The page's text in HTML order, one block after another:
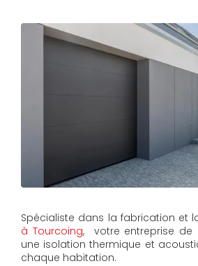
Spécialiste dans la fabrication et
à Tourcoing, votre entreprise de
une isolation thermique et
chaque habitation.